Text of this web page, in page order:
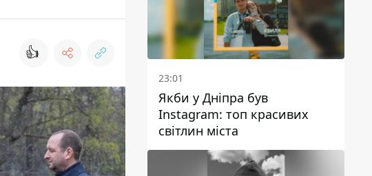
👍
23:01
Якби у Дніпра був
Instagram: топ красивих
світлин міста